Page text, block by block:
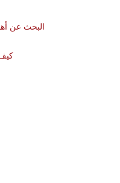
البحث عن
كيف